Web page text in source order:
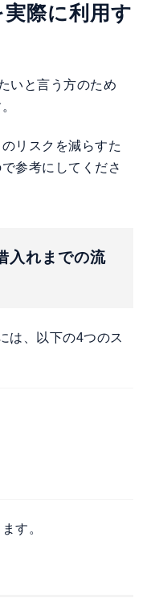
際に利用す
いと言う方のため
リスクを減らすた
参考にしてくださ
入れまでの流
は、以下の4つのス
す。